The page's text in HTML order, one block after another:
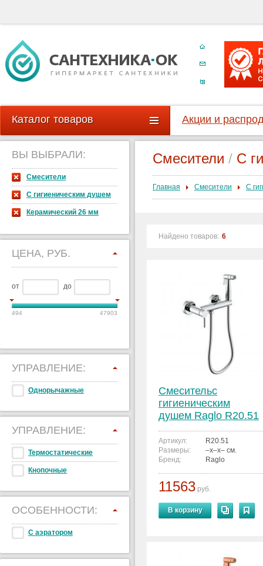
Каталог товаров Акции и
ВЫ ВЫБРАЛИ:
Смесители
С гигиеническим душем
Керамический 26 мм
ЦЕНА, РУБ.
от до
494 47903
УПРАВЛЕНИЕ:
Однорычажные
УПРАВЛЕНИЕ:
Термостатические
Кнопочные
ОСОБЕННОСТИ:
С аэратором
Смесители / С
Главная Смесители С
Найдено товаров: 6
Смесительс
гигиеническим
душем Raglo R20.51
Артикул:
R20.51
Размеры:
–x–x– см.
Бренд:
Raglo
11563 руб.
В корзину